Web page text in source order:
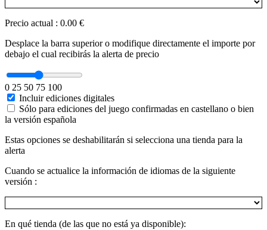
Precio actual : 0.00 €
Desplace la barra superior o modifique directamente el importe por
debajo el cual recibirás la alerta de precio
0 25 50 75 100
Incluir ediciones digitales
Sólo para ediciones del juego confirmadas en castellano o bien
la versión española
Estas opciones se deshabilitarán si selecciona una tienda para la
alerta
Cuando se actualice la información de idiomas de la siguiente
versión :
En qué tienda (de las que no está ya disponible):